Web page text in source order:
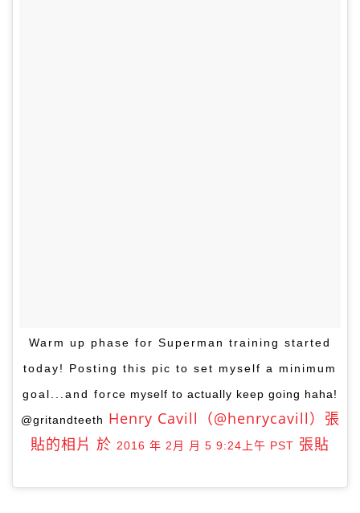
Warm up phase for Superman training started
today! Posting this pic to set myself a minimum
goal...and force myself to actually keep going haha!
@gritandteeth Henry Cavill（@henrycavill）張
貼的相片 於 2016 年 2月 月 5 9:24上午 PST 張貼